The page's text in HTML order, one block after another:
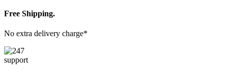
Free Shipping.
No extra delivery charge*